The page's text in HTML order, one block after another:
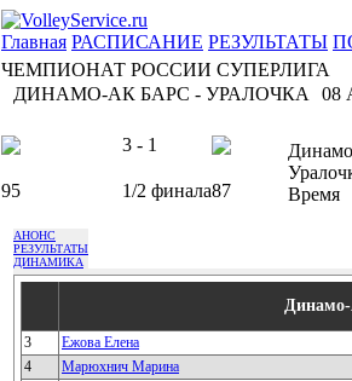
Главная РАСПИСАНИЕ РЕЗУЛЬТАТЫ
ЧЕМПИОНАТ РОССИИ СУПЕРЛИГА
ДИНАМО-АК БАРС - УРАЛОЧКА
08
3 - 1
95 1/2 финала87
Время
АНОНС
РЕЗУЛЬТАТЫ
ДИНАМИКА
3 Ежова Елена
4 Марюхнич Марина